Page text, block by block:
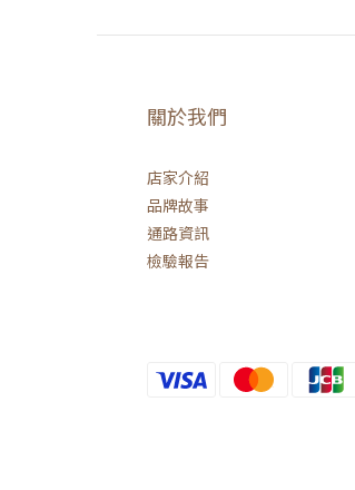
關於我們
店家介紹
品牌故事
通路資訊
檢驗報告